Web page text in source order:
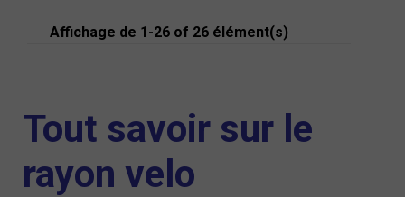
Affichage de 1-26 of 26 élément(s)
Tout savoir sur le
rayon velo